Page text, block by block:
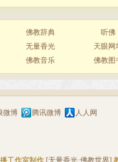
佛教辞典
听佛
无量香光
天眼网
佛教音乐 佛教图
微博 腾讯微博 人人网
工作室制作 [无量香光·佛教世界]